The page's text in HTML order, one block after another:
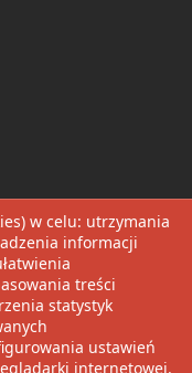
Link
w celu: utrzymania
informacji
treści
statystyk
ustawień
internetowej.